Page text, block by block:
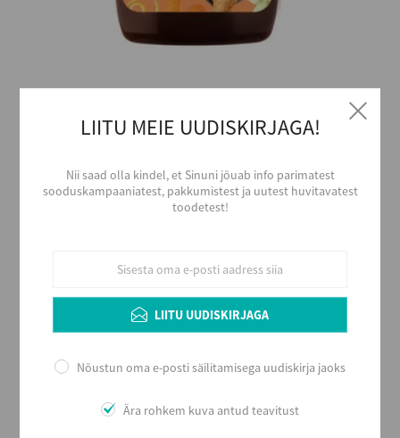
€0,00
Alkoholi liik
Liköör
Liviko AS
Päritolumaa
Eesti
LIITU MEIE UUDISKIRJAGA!
Nii saad olla kindel, et Sinuni jõuab info parimatest
sooduskampaaniatest, pakkumistest ja uutest huvitavatest
toodetest!
LIITU UUDISKIRJAGA
Nõustun oma e-posti säilitamisega uudiskirja jaoks
Ära rohkem kuva antud teavitust